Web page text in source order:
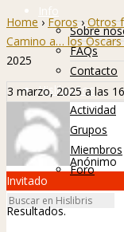
Info
Sobre
FAQs
Contacto
Hislibreños
Actividad
Grupos
Miembros
Foro
Home › Foros › Otros
Camino a… los
2025
3 marzo, 2025 a las
Anónimo
Invitado
Resultados.